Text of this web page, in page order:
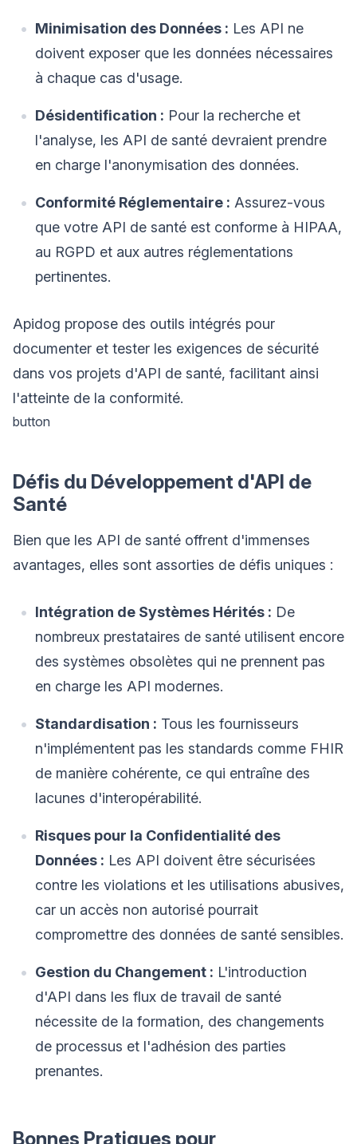
Minimisation des Données : Les API ne
doivent exposer que les données nécessaires
à chaque cas d'usage.
Désidentification : Pour la recherche et
l'analyse, les API de santé devraient prendre
en charge l'anonymisation des données.
Conformité Réglementaire : Assurez-vous
que votre API de santé est conforme à HIPAA,
au RGPD et aux autres réglementations
pertinentes.
Apidog propose des outils intégrés pour
documenter et tester les exigences de sécurité
dans vos projets d'API de santé, facilitant ainsi
l'atteinte de la conformité.
button
Défis du Développement d'API de
Santé
Bien que les API de santé offrent d'immenses
avantages, elles sont assorties de défis uniques :
Intégration de Systèmes Hérités : De
nombreux prestataires de santé utilisent encore
des systèmes obsolètes qui ne prennent pas
en charge les API modernes.
Standardisation : Tous les fournisseurs
n'implémentent pas les standards comme FHIR
de manière cohérente, ce qui entraîne des
lacunes d'interopérabilité.
Risques pour la Confidentialité des
Données : Les API doivent être sécurisées
contre les violations et les utilisations abusives,
car un accès non autorisé pourrait
compromettre des données de santé sensibles.
Gestion du Changement : L'introduction
d'API dans les flux de travail de santé
nécessite de la formation, des changements
de processus et l'adhésion des parties
prenantes.
Bonnes Pratiques pour